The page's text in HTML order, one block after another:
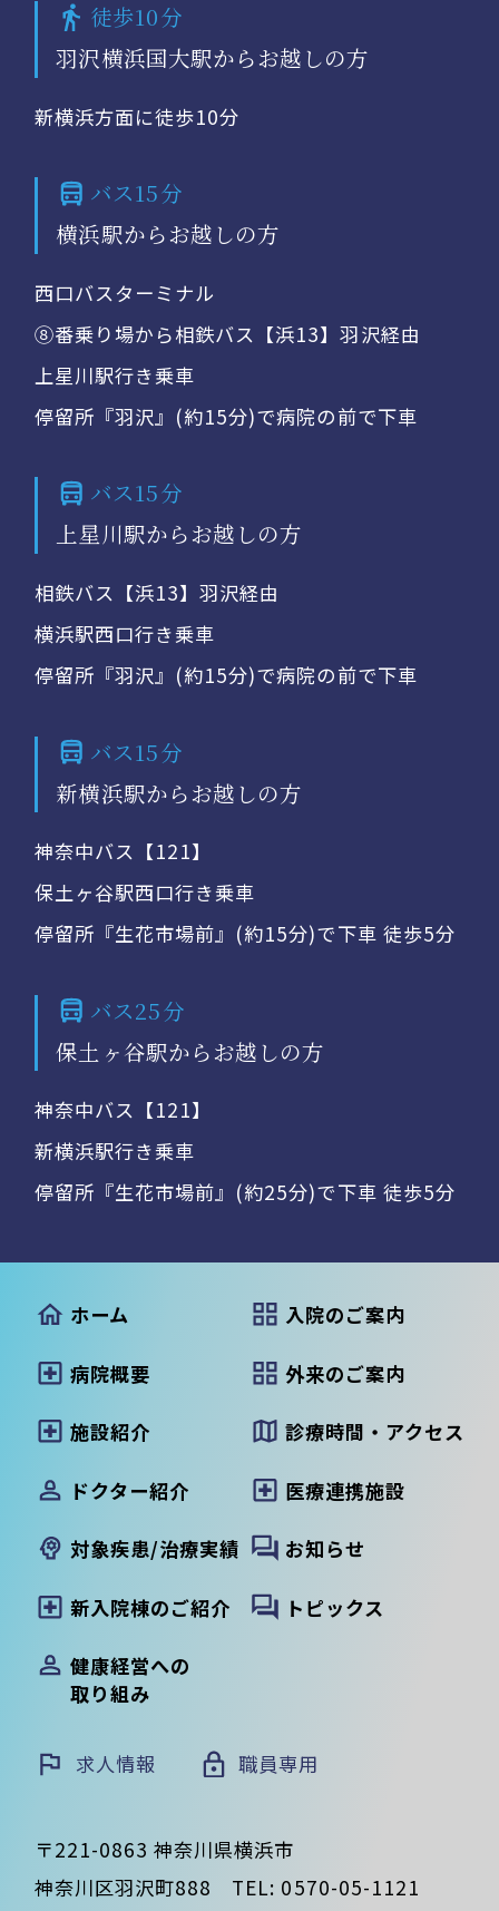
徒歩10分
羽沢横浜国大駅からお越しの方
新横浜方面に徒歩10分
バス15分
横浜駅からお越しの方
西口バスターミナル
⑧番乗り場から相鉄バス【浜13】羽沢経由
上星川駅行き乗車
停留所『羽沢』(約15分)で病院の前で下車
バス15分
上星川駅からお越しの方
相鉄バス【浜13】羽沢経由
横浜駅西口行き乗車
停留所『羽沢』(約15分)で病院の前で下車
バス15分
新横浜駅からお越しの方
神奈中バス【121】
保土ヶ谷駅西口行き乗車
停留所『生花市場前』(約15分)で下車 徒歩5分
バス25分
保土ヶ谷駅からお越しの方
神奈中バス【121】
新横浜駅行き乗車
停留所『生花市場前』(約25分)で下車 徒歩5分
ホーム
病院概要
施設紹介
ドクター紹介
対象疾患/治療実績
新入院棟のご紹介
健康経営への
取り組み
入院のご案内
外来のご案内
診療時間・アクセス
医療連携施設
お知らせ
トピックス
求人情報 職員専用
〒221-0863 神奈川県横浜市
神奈川区羽沢町888 TEL: 0570-05-1121